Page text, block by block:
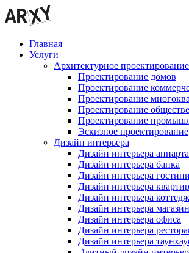
Главная
Услуги
Архитектурное проектирование
Проектирование домов
Проектирование
Проектирование
Проектирование
Проектирование
Эскизное проектирование
Дизайн интерьера
Дизайн интерьера
Дизайн интерьера банка
Дизайн интерьера
Дизайн интерьера
Дизайн интерьера
Дизайн интерьера
Дизайн интерьера офиса
Дизайн интерьера
Дизайн интерьера